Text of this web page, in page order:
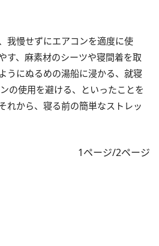
我慢せずにエアコンを適度に使
す、麻素材のシーツや寝間着を取
うにぬるめの湯船に浸かる、就寝
の使用を避ける、といったことを
れから、寝る前の簡単なストレッ
1ページ/2ページ